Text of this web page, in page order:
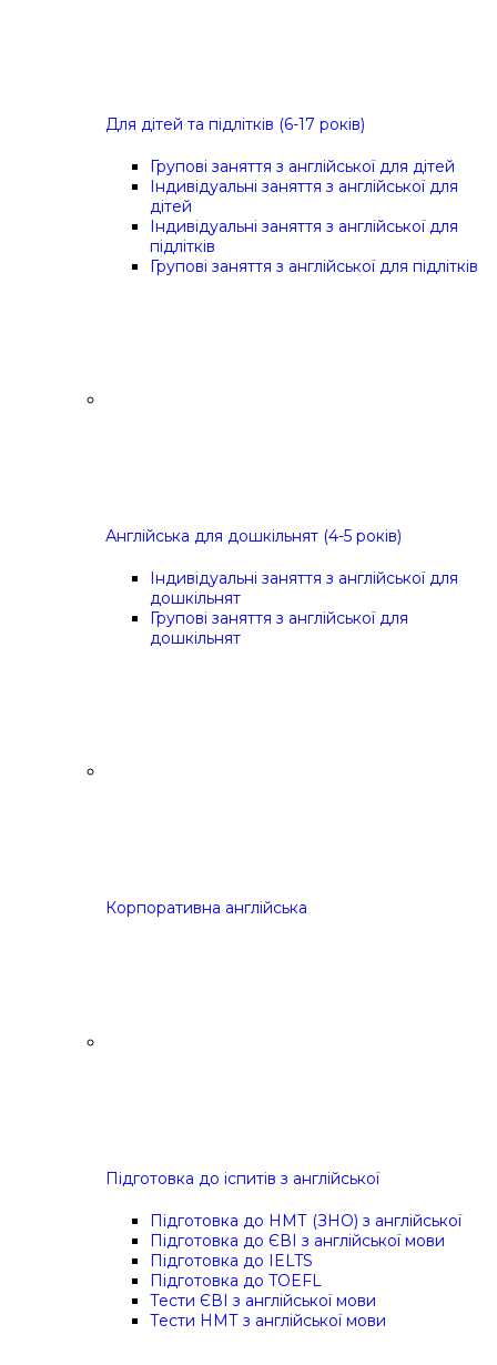
Для дітей та підлітків (6-17 років)
Групові заняття з англійської для дітей
Індивідуальні заняття з англійської для
дітей
Індивідуальні заняття з англійської для
підлітків
Групові заняття з англійської для підлітків
Англійська для дошкільнят (4-5 років)
Індивідуальні заняття з англійської для
дошкільнят
Групові заняття з англійської для
дошкільнят
Корпоративна англійська
Підготовка до іспитів з англійської
Підготовка до НМТ (ЗНО) з англійської
Підготовка до ЄВІ з англійської мови
Підготовка до IELTS
Підготовка до TOEFL
Тести ЄВІ з англійської мови
Тести НМТ з англійської мови